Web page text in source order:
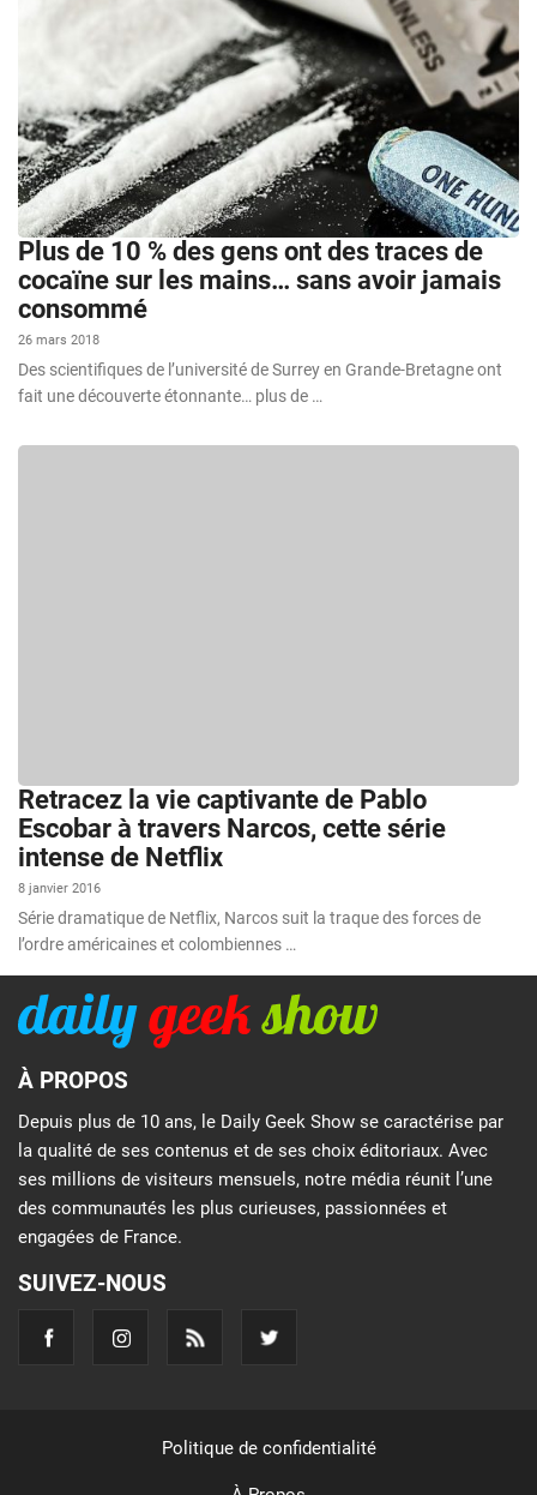
Plus de 10 % des gens ont des traces de
cocaïne sur les mains… sans avoir jamais
consommé
26 mars 2018
Des scientifiques de l’université de Surrey en Grande-Bretagne ont
fait une découverte étonnante… plus de …
Retracez la vie captivante de Pablo
Escobar à travers Narcos, cette série
intense de Netflix
8 janvier 2016
Série dramatique de Netflix, Narcos suit la traque des forces de
l’ordre américaines et colombiennes …
À PROPOS
Depuis plus de 10 ans, le Daily Geek Show se caractérise par
la qualité de ses contenus et de ses choix éditoriaux. Avec
ses millions de visiteurs mensuels, notre média réunit l’une
des communautés les plus curieuses, passionnées et
engagées de France.
SUIVEZ-NOUS
Politique de confidentialité